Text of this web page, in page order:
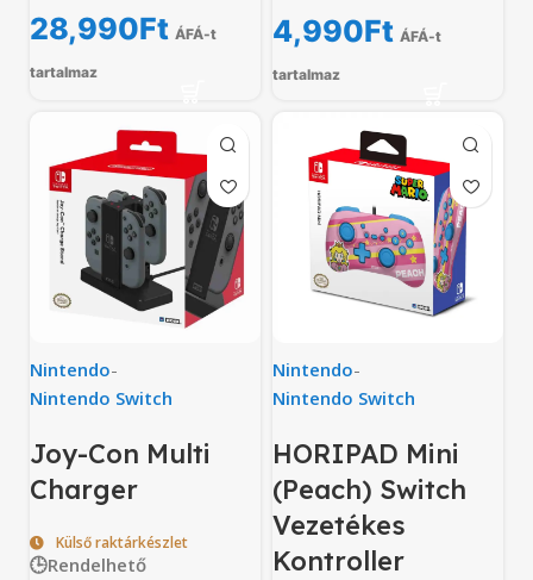
28,990Ft ÁFÁ-t
tartalmaz
4,990Ft ÁFÁ-t
tartalmaz
Nintendo-
Nintendo Switch
Joy-Con Multi
Charger
Külső raktárkészlet
🕒Rendelhető
Nintendo-
Nintendo Switch
HORIPAD Mini
(Peach) Switch
Vezetékes
Kontroller